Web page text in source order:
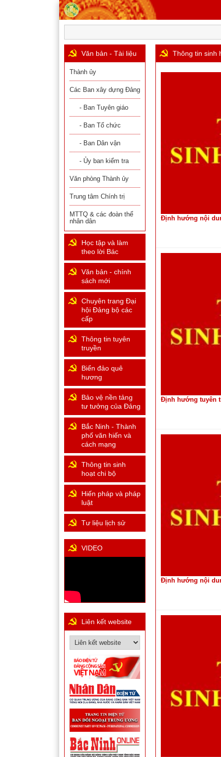
Thông tin sinh
Định hướng nội
Định hướng tuyên
Định hướng nội
Văn bản - Tài liệu
Thành ủy
Các Ban xây dựng Đảng
- Ban Tuyên giáo
- Ban Tổ chức
- Ban Dân vận
- Ủy ban kiểm tra
Văn phòng Thành ủy
Trung tâm Chính trị
MTTQ & các đoàn thể
nhân dân
Học tập và làm
theo lời Bác
Văn bản - chính
sách mới
Chuyên trang Đại
hội Đảng bộ các
cấp
Thông tin tuyên
truyền
Biển đảo quê
hương
Bảo vệ nền tảng
tư tưởng của Đảng
Bắc Ninh - Thành
phố văn hiến và
cách mạng
Thông tin sinh
hoạt chi bộ
Hiến pháp và pháp
luật
Tư liệu lịch sử
VIDEO
Liên kết website